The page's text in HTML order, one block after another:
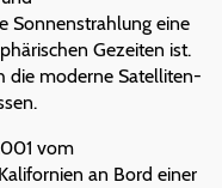
Sonnenstrahlung eine
Gezeiten ist.
die moderne Satelliten-
vom
an Bord einer